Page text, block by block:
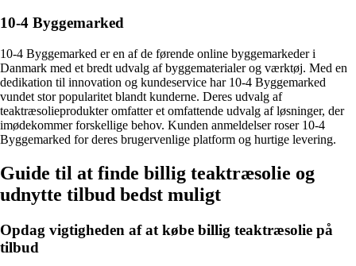
10-4 Byggemarked
10-4 Byggemarked er en af de førende online byggemarkeder i
Danmark med et bredt udvalg af byggematerialer og værktøj. Med en
dedikation til innovation og kundeservice har 10-4 Byggemarked
vundet stor popularitet blandt kunderne. Deres udvalg af
teaktræsolieprodukter omfatter et omfattende udvalg af løsninger, der
imødekommer forskellige behov. Kunden anmeldelser roser 10-4
Byggemarked for deres brugervenlige platform og hurtige levering.
Guide til at finde billig teaktræsolie og
udnytte tilbud bedst muligt
Opdag vigtigheden af at købe billig teaktræsolie på
tilbud